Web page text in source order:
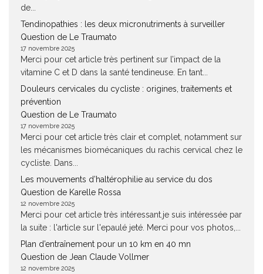
de...
Tendinopathies : les deux micronutriments à surveiller
Question de Le Traumato
17 novembre 2025
Merci pour cet article très pertinent sur l’impact de la
vitamine C et D dans la santé tendineuse. En tant...
Douleurs cervicales du cycliste : origines, traitements et
prévention
Question de Le Traumato
17 novembre 2025
Merci pour cet article très clair et complet, notamment sur
les mécanismes biomécaniques du rachis cervical chez le
cycliste. Dans...
Les mouvements d’haltérophilie au service du dos
Question de Karelle Rossa
12 novembre 2025
Merci pour cet article très intéressant.je suis intéressée par
la suite : l'article sur l'epaulé jeté. Merci pour vos photos,...
Plan d’entraînement pour un 10 km en 40 mn
Question de Jean Claude Vollmer
12 novembre 2025